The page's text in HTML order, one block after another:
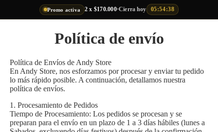
Promo activa 2 x $170.000•Cierra hoy 05:54:38
Política de envío
Política de Envíos de Andy Store
En Andy Store, nos esforzamos por procesar y enviar tu pedido
lo más rápido posible. A continuación, detallamos nuestra
política de envíos.
1. Procesamiento de Pedidos
Tiempo de Procesamiento: Los pedidos se procesan y se
preparan para el envío en un plazo de 1 a 3 días hábiles (lunes a